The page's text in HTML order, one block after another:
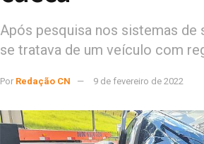
Após pesquisa nos sistemas
se tratava de um veículo com
Por Redação CN 9 de fevereiro de 2022